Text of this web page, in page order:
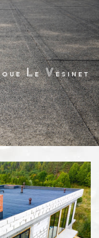
Le Vésinet